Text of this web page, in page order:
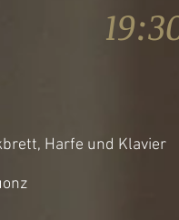
Harfe und Klavier